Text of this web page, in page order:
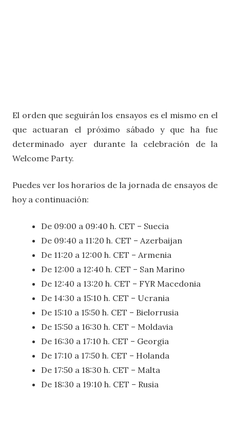
El orden que seguirán los ensayos es el mismo en el
que actuaran el próximo sábado y que ha fue
determinado ayer durante la celebración de la
Welcome Party.
Puedes ver los horarios de la jornada de ensayos de
hoy a continuación:
De 09:00 a 09:40 h. CET – Suecia
De 09:40 a 11:20 h. CET – Azerbaijan
De 11:20 a 12:00 h. CET – Armenia
De 12:00 a 12:40 h. CET – San Marino
De 12:40 a 13:20 h. CET – FYR Macedonia
De 14:30 a 15:10 h. CET – Ucrania
De 15:10 a 15:50 h. CET – Bielorrusia
De 15:50 a 16:30 h. CET – Moldavia
De 16:30 a 17:10 h. CET – Georgia
De 17:10 a 17:50 h. CET – Holanda
De 17:50 a 18:30 h. CET – Malta
De 18:30 a 19:10 h. CET – Rusia